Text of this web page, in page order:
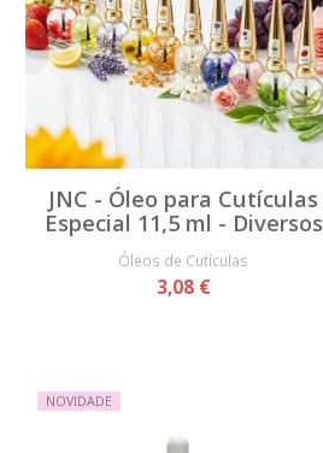
JNC - Óleo para Cutículas
Especial 11,5 ml - Diversos
Óleos de Cutículas
3,08 €
NOVIDADE